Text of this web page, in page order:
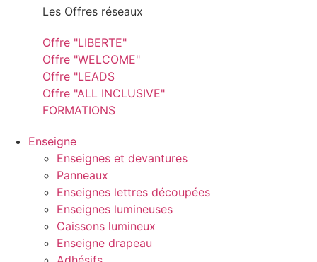
Les Offres réseaux
Offre "LIBERTE"
Offre "WELCOME"
Offre "LEADS
Offre "ALL INCLUSIVE"
FORMATIONS
Enseigne
Enseignes et devantures
Panneaux
Enseignes lettres découpées
Enseignes lumineuses
Caissons lumineux
Enseigne drapeau